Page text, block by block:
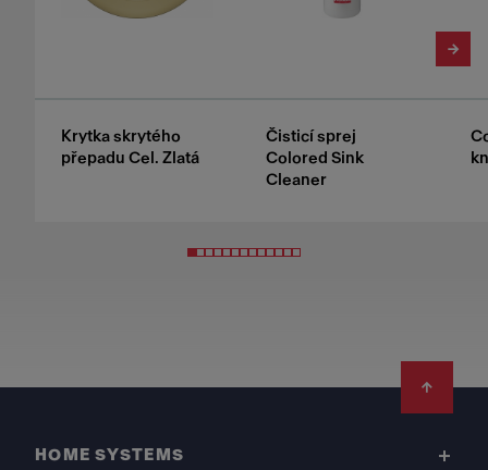
Krytka skrytého
přepadu Cel. Zlatá
Čisticí sprej
Colored Sink
Cleaner
HOME SYSTEMS